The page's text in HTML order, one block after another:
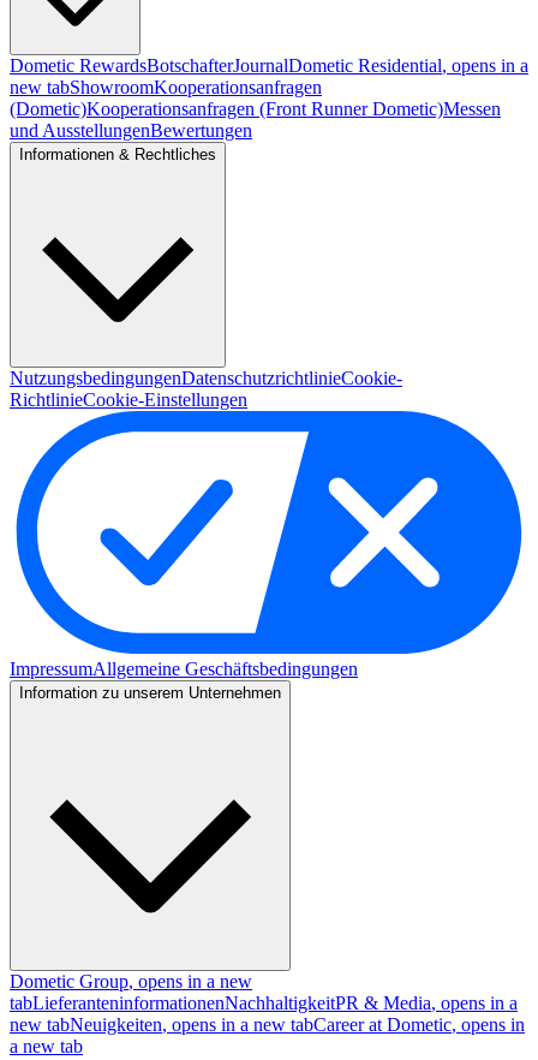
Dometic RewardsBotschafterJournalDometic Residential, opens in a
new tabShowroomKooperationsanfragen
(Dometic)Kooperationsanfragen (Front Runner Dometic)Messen
und AusstellungenBewertungen
Informationen & Rechtliches
NutzungsbedingungenDatenschutzrichtlinieCookie-
RichtlinieCookie-Einstellungen
ImpressumAllgemeine Geschäftsbedingungen
Information zu unserem Unternehmen
Dometic Group, opens in a new
tabLieferanteninformationenNachhaltigkeitPR & Media, opens in a
new tabNeuigkeiten, opens in a new tabCareer at Dometic, opens in
a new tab